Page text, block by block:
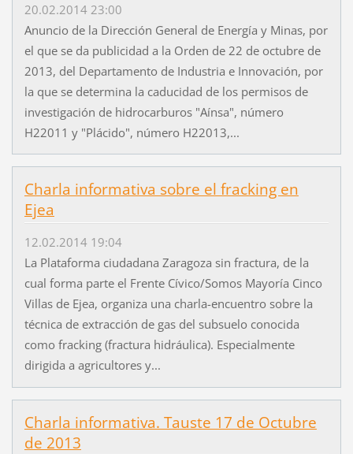
20.02.2014 23:00
Anuncio de la Dirección General de Energía y Minas, por
el que se da publicidad a la Orden de 22 de octubre de
2013, del Departamento de Industria e Innovación, por
la que se determina la caducidad de los permisos de
investigación de hidrocarburos "Aínsa", número
H22011 y "Plácido", número H22013,...
Charla informativa sobre el fracking en
Ejea
12.02.2014 19:04
La Plataforma ciudadana Zaragoza sin fractura, de la
cual forma parte el Frente Cívico/Somos Mayoría Cinco
Villas de Ejea, organiza una charla-encuentro sobre la
técnica de extracción de gas del subsuelo conocida
como fracking (fractura hidráulica). Especialmente
dirigida a agricultores y...
Charla informativa. Tauste 17 de Octubre
de 2013